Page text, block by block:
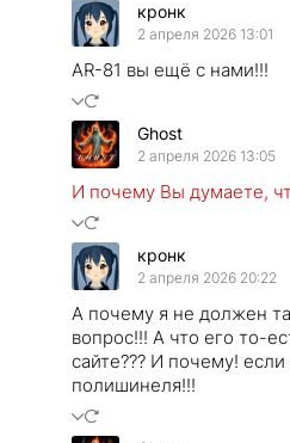
кронк
2 апреля 2026 13:01
AR-81 вы ещё с нами!!!
Ghost
2 апреля 2026 13:05
И почему Вы думаете,
кронк
2 апреля 2026 20:22
А почему я не должен
вопрос!!! А что его то-
сайте??? И почему!
полишинеля!!!